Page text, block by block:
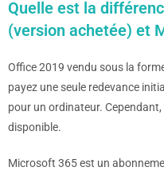
Quelle est la
(version achetée) et
Office 2019 vendu sous la
payez une seule redevance
pour un ordinateur.
disponible.
Microsoft 365 est un